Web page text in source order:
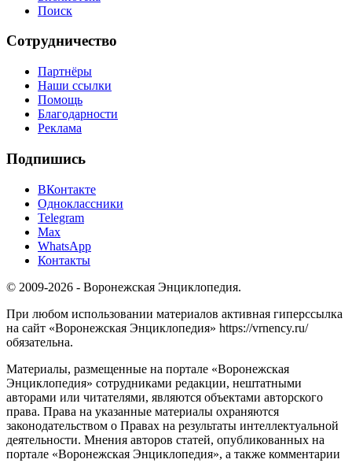
Поиск
Сотрудничество
Партнёры
Наши ссылки
Помощь
Благодарности
Реклама
Подпишись
ВКонтакте
Одноклассники
Telegram
Max
WhatsApp
Контакты
© 2009-2026 - Воронежская Энциклопедия.
При любом использовании материалов активная гиперссылка
на сайт «Воронежская Энциклопедия» https://vrnency.ru/
обязательна.
Материалы, размещенные на портале «Воронежская
Энциклопедия» сотрудниками редакции, нештатными
авторами или читателями, являются объектами авторского
права. Права на указанные материалы охраняются
законодательством о Правах на результаты интеллектуальной
деятельности. Мнения авторов статей, опубликованных на
портале «Воронежская Энциклопедия», а также комментарии